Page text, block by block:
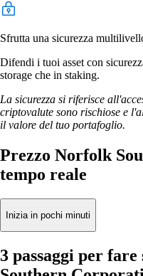
Sfrutta una sicurezza
Difendi i tuoi asset con
storage che in staking.
La sicurezza si riferisce
criptovalute sono rischiose e
il valore del tuo portafoglio.
Prezzo Norfolk
tempo reale
Inizia in pochi minuti
3 passaggi per